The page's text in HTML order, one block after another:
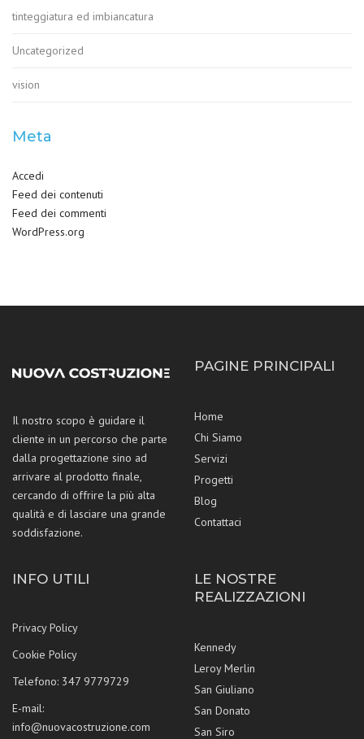
tinteggiatura ed imbiancatura
Uncategorized
vision
Meta
Accedi
Feed dei contenuti
Feed dei commenti
WordPress.org
Il nostro scopo è guidare il
cliente in un percorso che parte
dalla progettazione sino ad
arrivare al prodotto finale,
cercando di offrire la più alta
qualità e di lasciare una grande
soddisfazione.
PAGINE PRINCIPALI
Home
Chi Siamo
Servizi
Progetti
Blog
Contattaci
INFO UTILI
Privacy Policy
Cookie Policy
Telefono: 347 9779729
E-mail:
info@nuovacostruzione.com
LE NOSTRE
REALIZZAZIONI
Kennedy
Leroy Merlin
San Giuliano
San Donato
San Siro